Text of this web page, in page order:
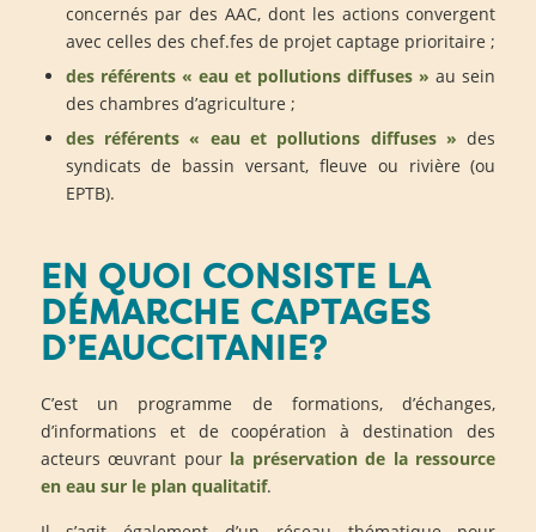
concernés par des AAC, dont les actions convergent
avec celles des chef.fes de projet captage prioritaire ;
des référents « eau et pollutions diffuses » au sein
des chambres d’agriculture ;
des référents « eau et pollutions diffuses » des
syndicats de bassin versant, fleuve ou rivière (ou
EPTB).
EN QUOI CONSISTE LA
DÉMARCHE CAPTAGES
D’EAUCCITANIE?
C’est un programme de formations, d’échanges,
d’informations et de coopération à destination des
acteurs œuvrant pour la préservation de la ressource
en eau sur le plan qualitatif.